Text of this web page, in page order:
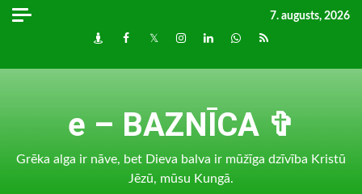
Skip
7. augusts, 2026
DraugiemFacebook
TwitterInstagram
LinkedInwhatsapp
RSS
e – BAZNĪCA ✞
Grēka alga ir nāve, bet Dieva balva ir mūžīga dzīvība Kristū
Jēzū, mūsu Kungā.